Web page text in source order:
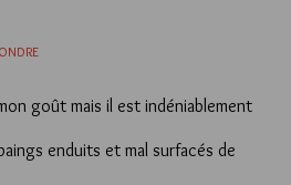
goût mais il est indéniablement
enduits et mal surfacés de